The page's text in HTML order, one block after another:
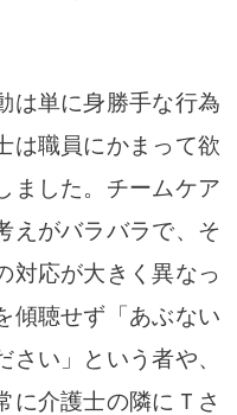
は単に身勝手な行為
は職員にかまって欲
ました。チームケア
えがバラバラで、そ
対応が大きく異なっ
傾聴せず「あぶない
い」という者や、
に介護士の隣にＴさ